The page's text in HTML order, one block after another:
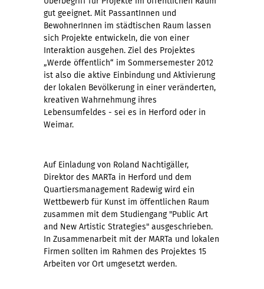
gut geeignet. Mit PassantInnen und
BewohnerInnen im städtischen Raum lassen
sich Projekte entwickeln, die von einer
Interaktion ausgehen. Ziel des Projektes
„Werde öffentlich“ im Sommersemester 2012
ist also die aktive Einbindung und Aktivierung
der lokalen Bevölkerung in einer veränderten,
kreativen Wahrnehmung ihres
Lebensumfeldes - sei es in Herford oder in
Weimar.
Auf Einladung von Roland Nachtigäller,
Direktor des MARTa in Herford und dem
Quartiersmanagement Radewig wird ein
Wettbewerb für Kunst im öffentlichen Raum
zusammen mit dem Studiengang "Public Art
and New Artistic Strategies" ausgeschrieben.
In Zusammenarbeit mit der MARTa und lokalen
Firmen sollten im Rahmen des Projektes 15
Arbeiten vor Ort umgesetzt werden.